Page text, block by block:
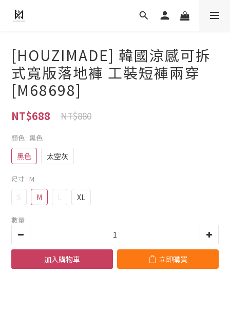
[HOUZIMADE] 韓國涼感可拆
式寬版落地褲 工裝短褲兩穿
[M68698]
NT$688 NT$880
顏色 : 黑色
黑色 太空灰
尺寸 : M
S M L XL
數量
加入購物車 立即購買